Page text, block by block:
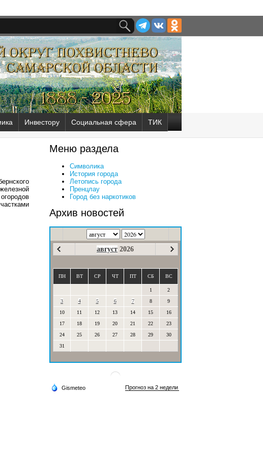
Инвестору Социальная сфера ТИК
Меню раздела
Символика
История города
Летопись города
Пренцлау
Город без наркотиков
Архив новостей
август 2026
ПН ВТ СР ЧТ ПТ СБ ВС
1
2
3
4 5 6 7 8
9
10
11 12 13 14 15
16
17
18 19 20 21 22
23
24
25 26 27 28 29
30
31